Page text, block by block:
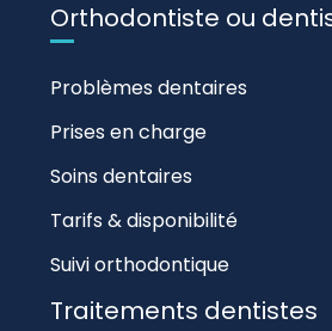
Orthodontiste ou
Problèmes dentaires
Prises en charge
Soins dentaires
Tarifs & disponibilité
Suivi orthodontique
Traitements dentistes